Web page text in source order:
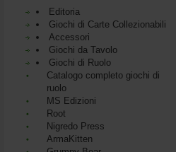
Editoria
Giochi di Carte Collezionabili
Accessori
Giochi da Tavolo
Giochi di Ruolo
Catalogo completo giochi di
ruolo
MS Edizioni
Root
Nigredo Press
ArmaKitten